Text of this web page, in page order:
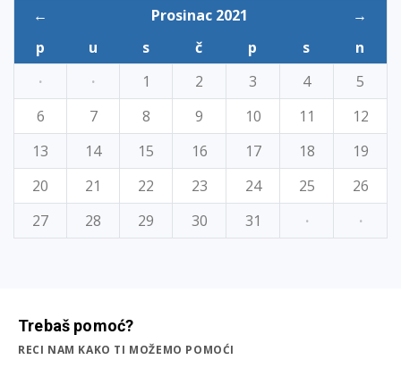
← Prosinac 2021
→
p
u s č p s
n
·
· 1 2 3 4
5
6
7 8 9 10 11
12
13
14 15 16 17 18
19
20
21 22 23 24 25
26
27
28 29 30 31 · ·
Trebaš pomoć?
RECI NAM KAKO TI MOŽEMO POMOĆI